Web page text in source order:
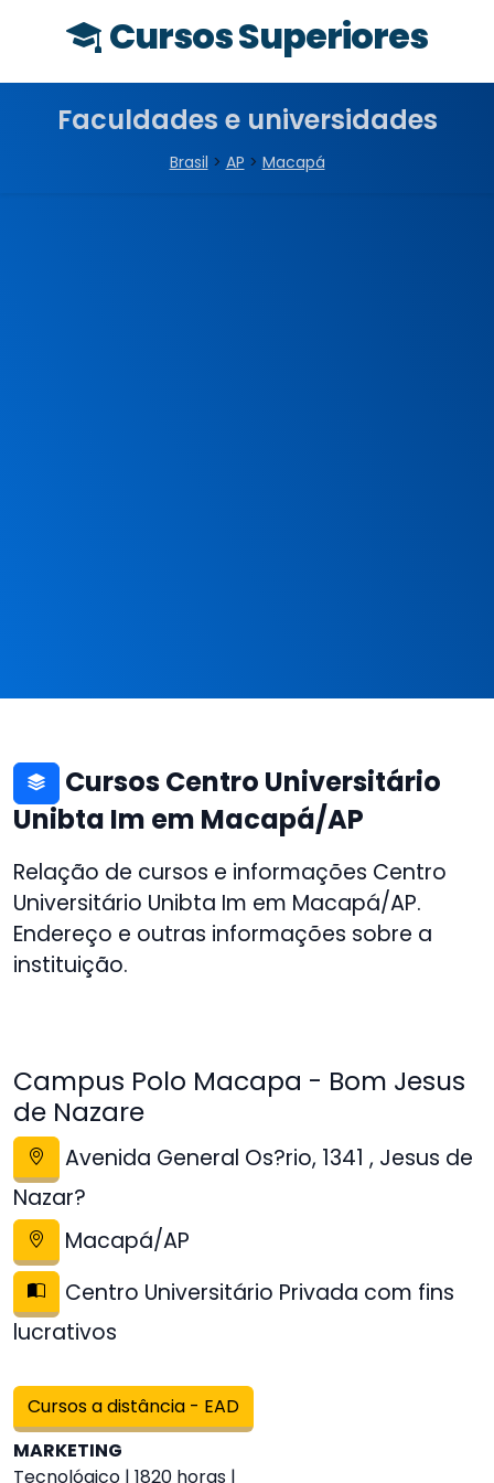
Cursos Superiores
Faculdades e universidades
Brasil > AP > Macapá
Cursos Centro Universitário
Unibta Im em Macapá/AP
Relação de cursos e informações Centro
Universitário Unibta Im em Macapá/AP.
Endereço e outras informações sobre a
instituição.
Campus Polo Macapa - Bom Jesus
de Nazare
Avenida General Os?rio, 1341 , Jesus de
Nazar?
Macapá/AP
Centro Universitário Privada com fins
lucrativos
Cursos a distância - EAD
MARKETING
Tecnológico | 1820 horas |